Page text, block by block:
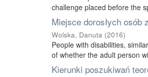
challenge placed before the
Miejsce dorosłych osób
Wolska, Danuta (2016)
People with disabilities,
of whether the adult person
Kierunki poszukiwań